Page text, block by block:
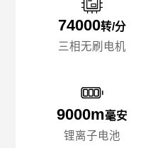
74000转/分
三相无刷电机
9000m毫安
锂离子电池